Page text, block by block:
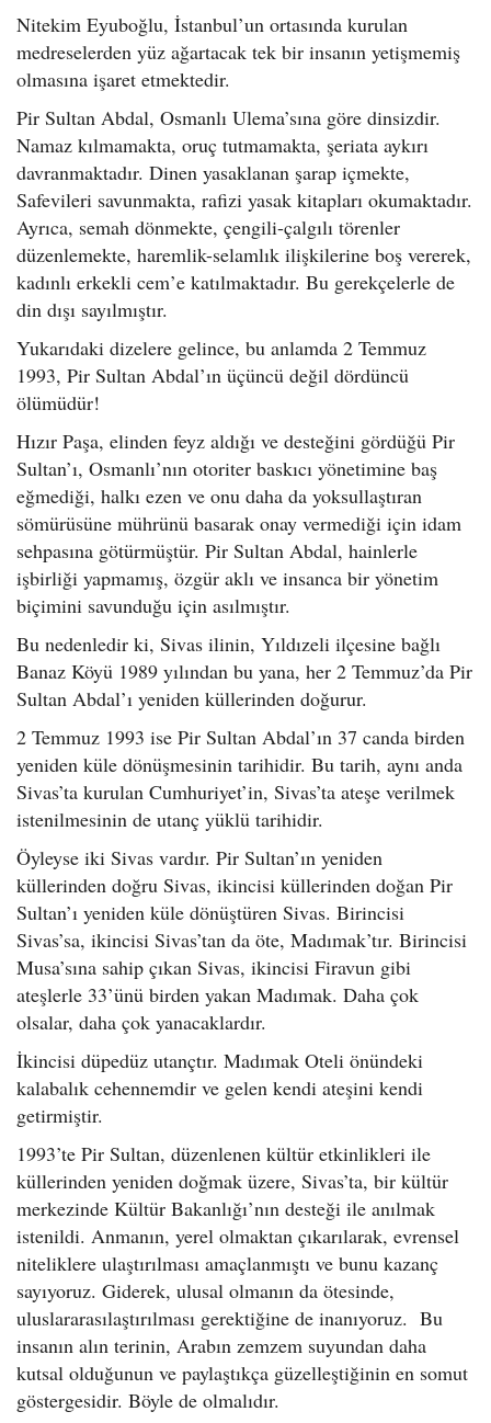
Nitekim Eyuboğlu, İstanbul’un ortasında kurulan
medreselerden yüz ağartacak tek bir insanın yetişmemiş
olmasına işaret etmektedir.
Pir Sultan Abdal, Osmanlı Ulema’sına göre dinsizdir.
Namaz kılmamakta, oruç tutmamakta, şeriata aykırı
davranmaktadır. Dinen yasaklanan şarap içmekte,
Safevileri savunmakta, rafizi yasak kitapları okumaktadır.
Ayrıca, semah dönmekte, çengili-çalgılı törenler
düzenlemekte, haremlik-selamlık ilişkilerine boş vererek,
kadınlı erkekli cem’e katılmaktadır. Bu gerekçelerle de
din dışı sayılmıştır.
Yukarıdaki dizelere gelince, bu anlamda 2 Temmuz
1993, Pir Sultan Abdal’ın üçüncü değil dördüncü
ölümüdür!
Hızır Paşa, elinden feyz aldığı ve desteğini gördüğü Pir
Sultan’ı, Osmanlı’nın otoriter baskıcı yönetimine baş
eğmediği, halkı ezen ve onu daha da yoksullaştıran
sömürüsüne mührünü basarak onay vermediği için idam
sehpasına götürmüştür. Pir Sultan Abdal, hainlerle
işbirliği yapmamış, özgür aklı ve insanca bir yönetim
biçimini savunduğu için asılmıştır.
Bu nedenledir ki, Sivas ilinin, Yıldızeli ilçesine bağlı
Banaz Köyü 1989 yılından bu yana, her 2 Temmuz’da Pir
Sultan Abdal’ı yeniden küllerinden doğurur.
2 Temmuz 1993 ise Pir Sultan Abdal’ın 37 canda birden
yeniden küle dönüşmesinin tarihidir. Bu tarih, aynı anda
Sivas’ta kurulan Cumhuriyet’in, Sivas’ta ateşe verilmek
istenilmesinin de utanç yüklü tarihidir.
Öyleyse iki Sivas vardır. Pir Sultan’ın yeniden
küllerinden doğru Sivas, ikincisi küllerinden doğan Pir
Sultan’ı yeniden küle dönüştüren Sivas. Birincisi
Sivas’sa, ikincisi Sivas’tan da öte, Madımak’tır. Birincisi
Musa’sına sahip çıkan Sivas, ikincisi Firavun gibi
ateşlerle 33’ünü birden yakan Madımak. Daha çok
olsalar, daha çok yanacaklardır.
İkincisi düpedüz utançtır. Madımak Oteli önündeki
kalabalık cehennemdir ve gelen kendi ateşini kendi
getirmiştir.
1993’te Pir Sultan, düzenlenen kültür etkinlikleri ile
küllerinden yeniden doğmak üzere, Sivas’ta, bir kültür
merkezinde Kültür Bakanlığı’nın desteği ile anılmak
istenildi. Anmanın, yerel olmaktan çıkarılarak, evrensel
niteliklere ulaştırılması amaçlanmıştı ve bunu kazanç
sayıyoruz. Giderek, ulusal olmanın da ötesinde,
uluslararasılaştırılması gerektiğine de inanıyoruz. Bu
insanın alın terinin, Arabın zemzem suyundan daha
kutsal olduğunun ve paylaştıkça güzelleştiğinin en somut
göstergesidir. Böyle de olmalıdır.